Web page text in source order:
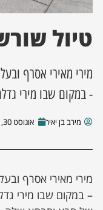
טיול
מירי מאירי אסרף
- במקום שבו מירי
מירב בן יאיר אוגוסט 30, 2023
מירי מאירי אסרף
– במקום שבו מירי